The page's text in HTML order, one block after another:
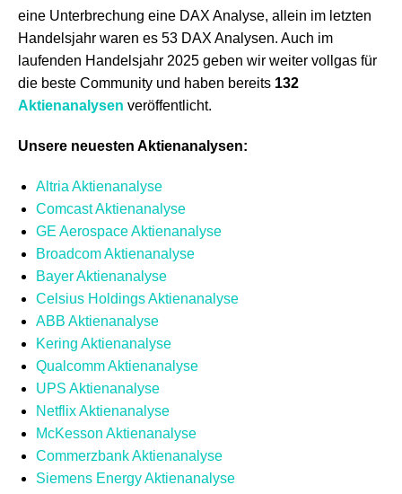
eine Unterbrechung eine DAX Analyse, allein im letzten
Handelsjahr waren es 53 DAX Analysen. Auch im
laufenden Handelsjahr 2025 geben wir weiter vollgas für
die beste Community und haben bereits 132
Aktienanalysen veröffentlicht.
Unsere neuesten Aktienanalysen:
Altria Aktienanalyse
Comcast Aktienanalyse
GE Aerospace Aktienanalyse
Broadcom Aktienanalyse
Bayer Aktienanalyse
Celsius Holdings Aktienanalyse
ABB Aktienanalyse
Kering Aktienanalyse
Qualcomm Aktienanalyse
UPS Aktienanalyse
Netflix Aktienanalyse
McKesson Aktienanalyse
Commerzbank Aktienanalyse
Siemens Energy Aktienanalyse